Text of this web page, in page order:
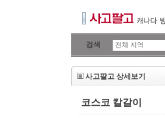
검색
사고팔고 상세보기
코스코 칼갈이